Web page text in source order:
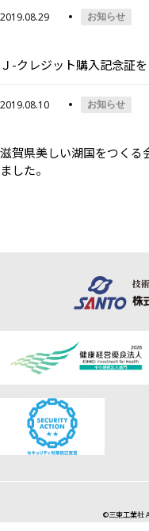
2019.08.29 お知らせ
Ｊ-クレジット購入記念証を
2019.08.10 お知らせ
滋賀県美しい湖国をつくる
ました。
©三東工業社